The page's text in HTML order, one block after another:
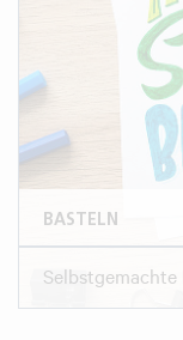
BASTELN